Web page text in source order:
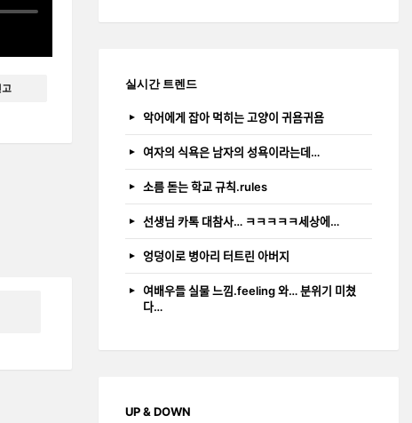
실시간 트렌드
악어에게 잡아 먹히는 고양이 귀욤귀욤
여자의 식욕은 남자의 성욕이라는데…
소름 돋는 학교 규칙.rules
선생님 카톡 대참사… ㅋㅋㅋㅋㅋ세상에…
엉덩이로 병아리 터트린 아버지
여배우들 실물 느낌.feeling 와… 분위기 미쳤
다…
UP & DOWN